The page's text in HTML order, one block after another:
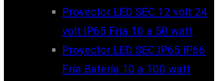
Proyector LED SEC 12 volt 24
volt IP65 Fría 10 a 50 watt
Proyector LED SEC IP65 IP66
Fría Batería 10 a 100 watt